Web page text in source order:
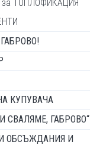
за ТОПЛОФИКАЦИЯ
КУПУВАЧА
СВАЛЯМЕ, ГАБРОВО“
ОБСЪЖДАНИЯ И